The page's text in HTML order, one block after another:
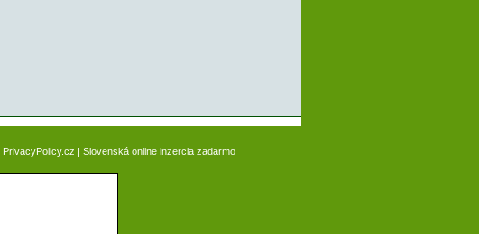
PrivacyPolicy.cz | Slovenská online inzercia zadarmo